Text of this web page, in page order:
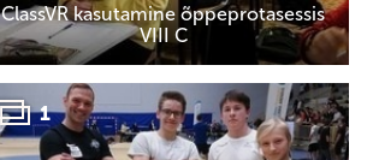
ClassVR kasutamine õppeprotasessis
VIII C
1